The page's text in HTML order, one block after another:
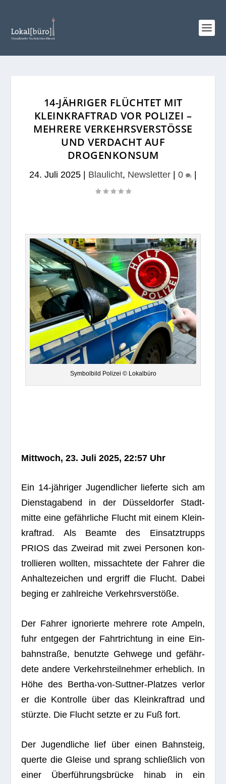
14-JÄHRIGER FLÜCHTET MIT
KLEINKRAFTRAD VOR POLIZEI –
MEHRERE VERKEHRSVERSTÖSSE U
ND VERDACHT AUF D
ROGENKONSUM
24. Juli 2025 Blaulicht, Newsletter 0
Sym­bol­bild Poli­zei © Lokalbüro
Mitt­woch, 23. Juli 2025, 22:57 Uhr
Ein 14-jäh­ri­ger Jugend­li­cher lie­ferte sich am
Diens­tag­abend in der Düs­sel­dor­fer Stadt­
mitte eine gefähr­li­che Flucht mit einem Klein­
kraft­rad. Als Beamte des Ein­satz­trupps
PRIOS das Zwei­rad mit zwei Per­so­nen kon­
trol­lie­ren woll­ten, miss­ach­tete der Fah­rer die
Anhal­te­zei­chen und ergriff die Flucht. Dabei
beging er zahl­rei­che Verkehrsverstöße.
Der Fah­rer igno­rierte meh­rere rote Ampeln,
fuhr ent­ge­gen der Fahrt­rich­tung in eine Ein­
bahn­straße, benutzte Geh­wege und gefähr­
dete andere Ver­kehrs­teil­neh­mer erheb­lich. In
Höhe des Ber­tha-von-Sutt­ner-Plat­zes ver­lor
er die Kon­trolle über das Klein­kraft­rad und
stürzte. Die Flucht setzte er zu Fuß fort.
Der Jugend­li­che lief über einen Bahn­steig,
querte die Gleise und sprang schließ­lich von
einer Über­füh­rungs­brü­cke hinab in ein